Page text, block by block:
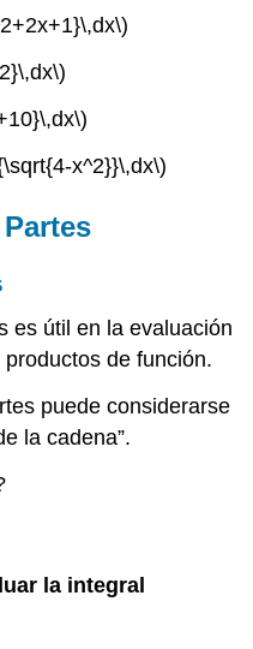
x^2}}\,dx\)
es útil en la evaluación
de función.
puede considerarse
la cadena”.
la integral